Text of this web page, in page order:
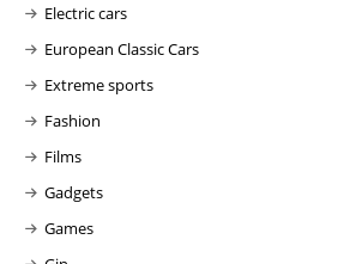
Electric cars
European Classic Cars
Extreme sports
Fashion
Films
Gadgets
Games